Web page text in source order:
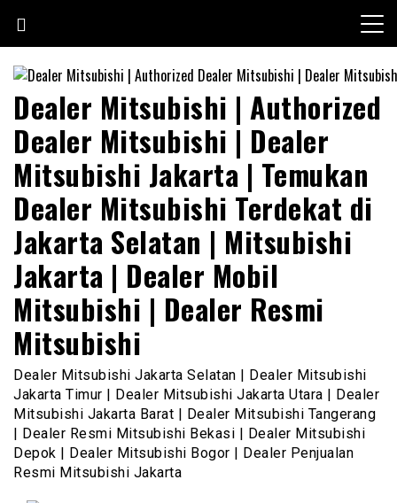
content
Dealer Mitsubishi | Authorized
Dealer Mitsubishi | Dealer
Mitsubishi Jakarta | Temukan
Dealer Mitsubishi Terdekat di
Jakarta Selatan | Mitsubishi
Jakarta | Dealer Mobil
Mitsubishi | Dealer Resmi
Mitsubishi
Dealer Mitsubishi Jakarta Selatan | Dealer Mitsubishi
Jakarta Timur | Dealer Mitsubishi Jakarta Utara | Dealer
Mitsubishi Jakarta Barat | Dealer Mitsubishi Tangerang
| Dealer Resmi Mitsubishi Bekasi | Dealer Mitsubishi
Depok | Dealer Mitsubishi Bogor | Dealer Penjualan
Resmi Mitsubishi Jakarta